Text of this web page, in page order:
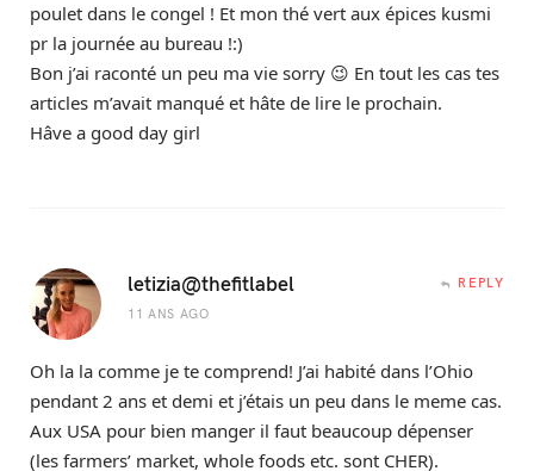
poulet dans le congel ! Et mon thé vert aux épices kusmi
pr la journée au bureau !:)
Bon j’ai raconté un peu ma vie sorry 😉 En tout les cas tes
articles m’avait manqué et hâte de lire le prochain.
Hâve a good day girl
letizia@thefitlabel
11 ANS AGO
REPLY
Oh la la comme je te comprend! J’ai habité dans l’Ohio
pendant 2 ans et demi et j’étais un peu dans le meme cas.
Aux USA pour bien manger il faut beaucoup dépenser
(les farmers’ market, whole foods etc. sont CHER).